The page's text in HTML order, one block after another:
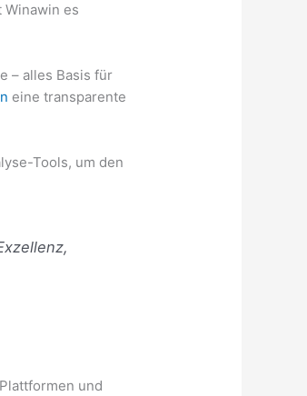
es
– alles Basis für
eine transparente
Tools, um den
und